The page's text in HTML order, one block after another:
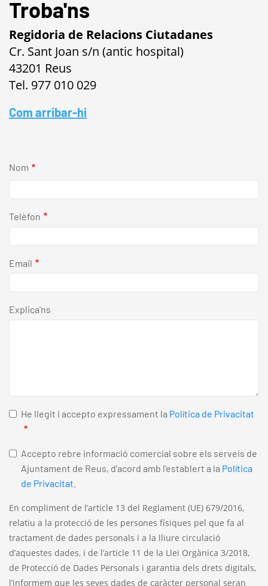
Troba'ns
Regidoria de Relacions Ciutadanes
Cr. Sant Joan s/n (antic hospital)
43201 Reus
Tel. 977 010 029
Com arribar-hi
Nom
Telèfon
Email
Explica'ns
He llegit i accepto expressament la Política de Privacitat
Accepto rebre informació comercial sobre els serveis de
Ajuntament de Reus, d'acord amb l'establert a la Política
de Privacitat
En compliment de l’article 13 del Reglament (UE) 679/2016,
relatiu a la protecció de les persones físiques pel que fa al
tractament de dades personals i a la lliure circulació
d’aquestes dades, i de l’article 11 de la Llei Orgànica 3/2018,
de Protecció de Dades Personals i garantia dels drets digitals,
l’informem que les seves dades de caràcter personal seran